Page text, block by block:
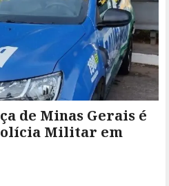
de Minas Gerais é
Militar em